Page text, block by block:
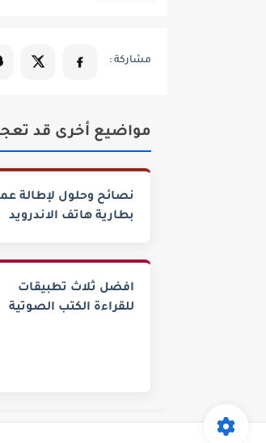
مواضيع أخرى قد
نصائح وحلول لإطالة
بطارية هاتف الاندرويد
افضل ثلاث تطبيقات
للقراءة الكتب الصوتية